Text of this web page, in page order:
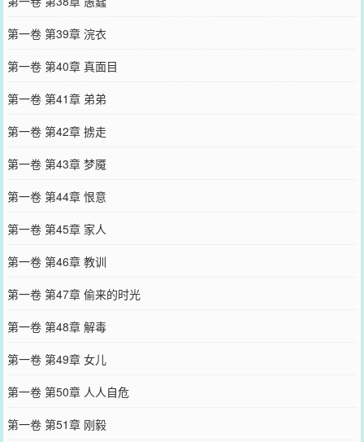
第一卷 第39章 浣衣
第一卷 第40章 真面目
第一卷 第41章 弟弟
第一卷 第42章 掳走
第一卷 第43章 梦魇
第一卷 第44章 恨意
第一卷 第45章 家人
第一卷 第46章 教训
第一卷 第47章 偷来的时光
第一卷 第48章 解毒
第一卷 第49章 女儿
第一卷 第50章 人人自危
第一卷 第51章 刚毅